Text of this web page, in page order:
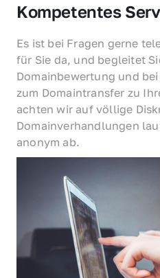
Kompetentes
Es ist bei Fragen gerne
für Sie da, und begleitet
Domainbewertung und
zum Domaintransfer zu
achten wir auf völlige
Domainverhandlungen
anonym ab.